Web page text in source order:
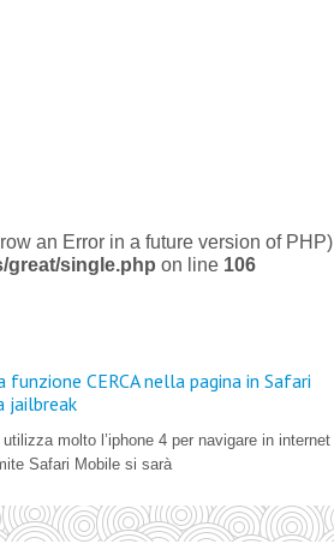
an Error in a future version of PHP)
great/single.php on line 106
funzione CERCA nella pagina in Safari
jailbreak
utilizza molto l’iphone 4 per navigare in internet
Safari Mobile si sarà